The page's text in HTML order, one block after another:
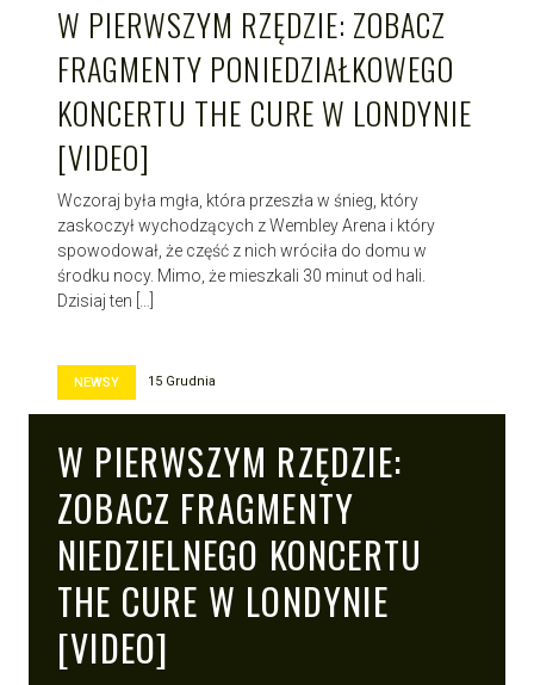
W PIERWSZYM RZĘDZIE: ZOBACZ
FRAGMENTY PONIEDZIAŁKOWEGO
KONCERTU THE CURE W LONDYNIE
[VIDEO]
Wczoraj była mgła, która przeszła w śnieg, który
zaskoczył wychodzących z Wembley Arena i który
spowodował, że część z nich wróciła do domu w
środku nocy. Mimo, że mieszkali 30 minut od hali.
Dzisiaj ten […]
NEWSY 15 Grudnia
W PIERWSZYM RZĘDZIE:
ZOBACZ FRAGMENTY
NIEDZIELNEGO KONCERTU
THE CURE W LONDYNIE
[VIDEO]